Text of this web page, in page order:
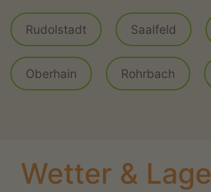
Rudolstadt Saalfeld
Oberhain Rohrbach
Wetter & Lage